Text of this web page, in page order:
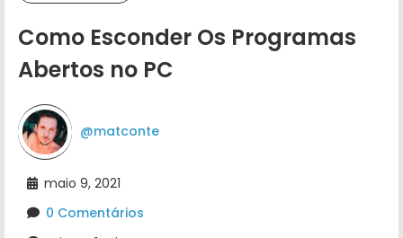
Como Esconder Os Programas
Abertos no PC
@matconte
maio 9, 2021
0 Comentários